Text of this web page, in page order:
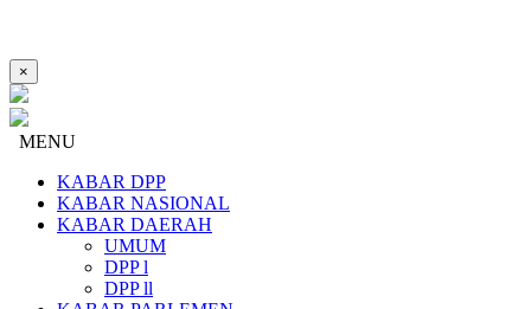
×
MENU
KABAR DPP
KABAR NASIONAL
KABAR DAERAH
UMUM
DPP l
DPP ll